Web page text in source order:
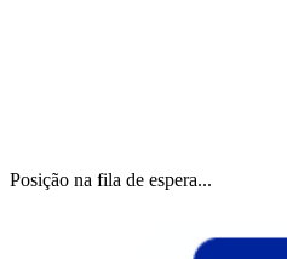
Posição na fila de espera...